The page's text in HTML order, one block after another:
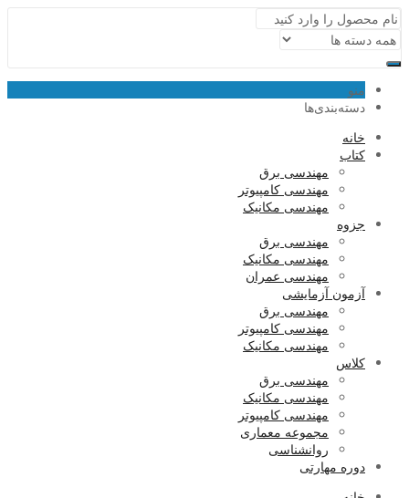
منو
دسته‌بندی‌ها
خانه
کتاب
مهندسی برق
مهندسی کامپیوتر
مهندسی مکانیک
جزوه
مهندسی برق
مهندسی مکانیک
مهندسی عمران
آزمون آزمایشی
مهندسی برق
مهندسی کامپیوتر
مهندسی مکانیک
کلاس
مهندسی برق
مهندسی مکانیک
مهندسی کامپیوتر
مجموعه معماری
روانشناسی
دوره مهارتی